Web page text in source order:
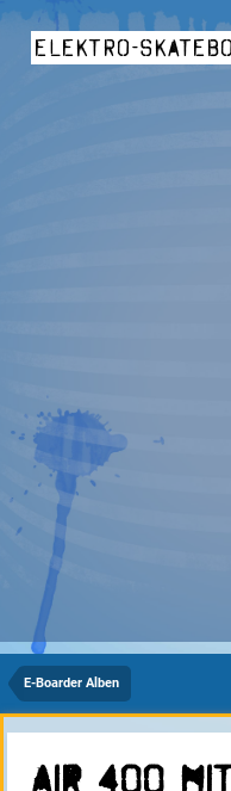
elektro-
E-Boarder Alben
Air 400